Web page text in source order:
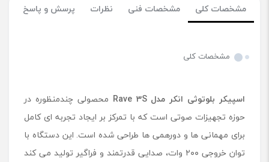
مشخصات کلی مشخصات فنی نظرات پرسش و پاسخ
مشخصات کلی
اسپیکر بلوتوثی انکر مدلRave 3S محصولی چندمنظوره در
حوزه تجهیزات صوتی است که با تمرکز بر ایجاد تجربه ای کامل
برای مهمانی ها و دورهمی ها طراحی شده است. این دستگاه با
توان خروجی ۲۰۰ وات، صدایی قدرتمند و فراگیر تولید می کند